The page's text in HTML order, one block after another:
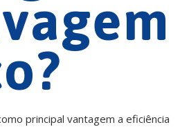
principal vantagem a eficiência